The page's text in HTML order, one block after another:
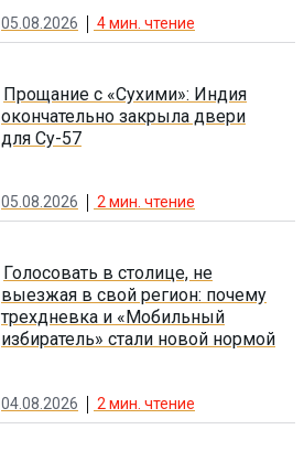
05.08.2026 4мин. чтение
Прощание с «Сухими»: Индия
окончательно закрыла двери
для Су-57
05.08.2026 2 мин. чтение
Голосовать в столице, не
выезжая в свой регион: почему
трехдневка и «Мобильный
избиратель» стали новой нормой
04.08.2026 2 мин. чтение